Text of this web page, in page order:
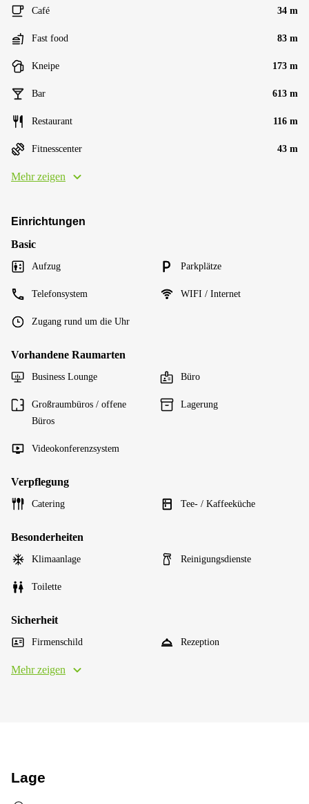
Café 34 m
Fast food 83 m
Kneipe 173 m
Bar 613 m
Restaurant 116 m
Fitnesscenter 43 m
Mehr zeigen
Einrichtungen
Basic
Aufzug Parkplätze
Telefonsystem WIFI / Internet
Zugang rund um die Uhr
Vorhandene Raumarten
Business Lounge Büro
Großraumbüros / offene
Büros
Lagerung
Videokonferenzsystem
Verpflegung
Catering Tee- / Kaffeeküche
Besonderheiten
Klimaanlage Reinigungsdienste
Toilette
Sicherheit
Firmenschild Rezeption
Mehr zeigen
Lage